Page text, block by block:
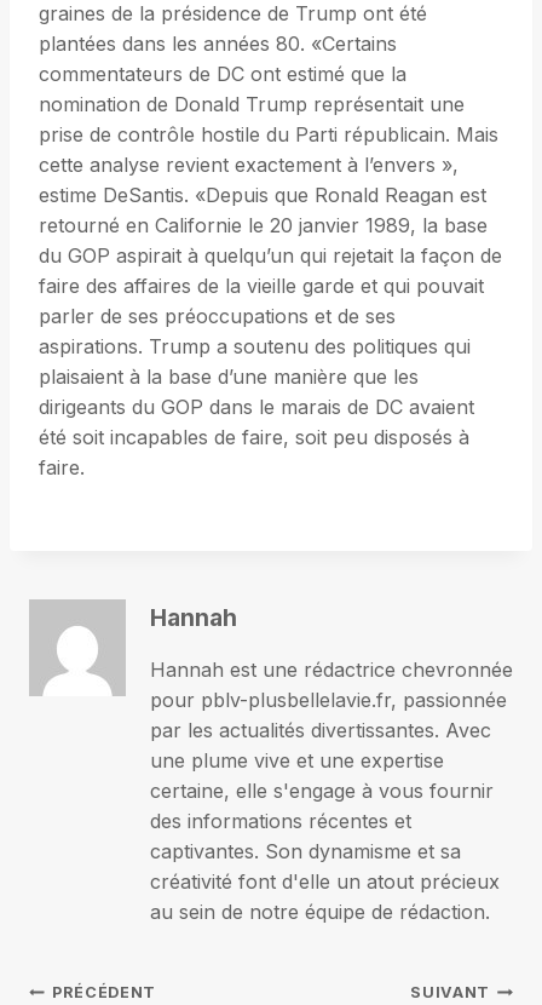
graines de la présidence de Trump ont été
plantées dans les années 80. «Certains
commentateurs de DC ont estimé que la
nomination de Donald Trump représentait une
prise de contrôle hostile du Parti républicain. Mais
cette analyse revient exactement à l’envers »,
estime DeSantis. «Depuis que Ronald Reagan est
retourné en Californie le 20 janvier 1989, la base
du GOP aspirait à quelqu’un qui rejetait la façon de
faire des affaires de la vieille garde et qui pouvait
parler de ses préoccupations et de ses
aspirations. Trump a soutenu des politiques qui
plaisaient à la base d’une manière que les
dirigeants du GOP dans le marais de DC avaient
été soit incapables de faire, soit peu disposés à
faire.
Hannah
Hannah est une rédactrice chevronnée
pour pblv-plusbellelavie.fr, passionnée
par les actualités divertissantes. Avec
une plume vive et une expertise
certaine, elle s'engage à vous fournir
des informations récentes et
captivantes. Son dynamisme et sa
créativité font d'elle un atout précieux
au sein de notre équipe de rédaction.
PRÉCÉDENT SUIVANT